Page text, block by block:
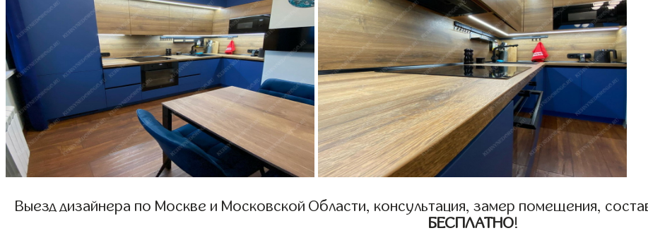
Выезд дизайнера по Москве и Московской Области, консультация, замер помещения,
БЕСПЛАТНО!